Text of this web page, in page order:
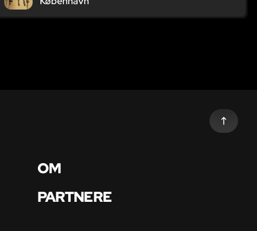
OM
PARTNERE